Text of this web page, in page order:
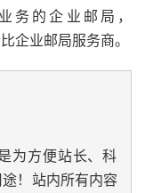
务的企业邮局，
企业邮局服务商。
为方便站长、科
！站内所有内容